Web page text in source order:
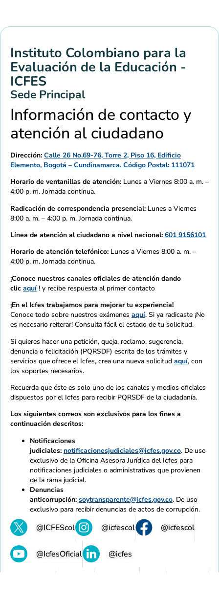
Instituto Colombiano para la
Evaluación de la Educación -
ICFES
Sede Principal
Información de contacto y
atención al ciudadano
Dirección: Calle 26 No.69-76, Torre 2, Piso 16, Edificio
Elemento, Bogotá – Cundinamarca. Código Postal: 111071
Horario de ventanillas de atención: Lunes a Viernes 8:00 a. m. –
4:00 p. m. Jornada continua.
Radicación de correspondencia presencial: Lunes a Viernes
8:00 a. m. – 4:00 p. m. Jornada continua.
Línea de atención al ciudadano a nivel nacional: 601 9156101
Horario de atención telefónico: Lunes a Viernes 8:00 a. m. –
4:00 p. m. Jornada continua.
¡Conoce nuestros canales oficiales de atención dando
clic aquí ! y recibe respuesta al primer contacto
¡En el Icfes trabajamos para mejorar tu experiencia!
Conoce todo sobre nuestros exámenes aquí. Si ya radicaste ¡No
es necesario reiterar! Consulta fácil el estado de tu solicitud.
Si quieres hacer una petición, queja, reclamo, sugerencia,
denuncia o felicitación (PQRSDF) escrita de los trámites y
servicios que ofrece el Icfes, crea una nueva solicitud aquí, con
los soportes necesarios.
Recuerda que éste es solo uno de los canales y medios oficiales
dispuestos por el Icfes para recibir PQRSDF de la ciudadanía.
Los siguientes correos son exclusivos para los fines a
continuación descritos:
Notificaciones
judiciales: notificacionesjudiciales@icfes.gov.co. De uso
exclusivo de la Oficina Asesora Jurídica del Icfes para
notificaciones judiciales o administrativas que provienen
de la rama judicial.
Denuncias
anticorrupción: soytransparente@icfes.gov.co. De uso
exclusivo para recibir denuncias de actos de corrupción.
@ICFEScol @icfescol @icfescol
@IcfesOficial @icfes